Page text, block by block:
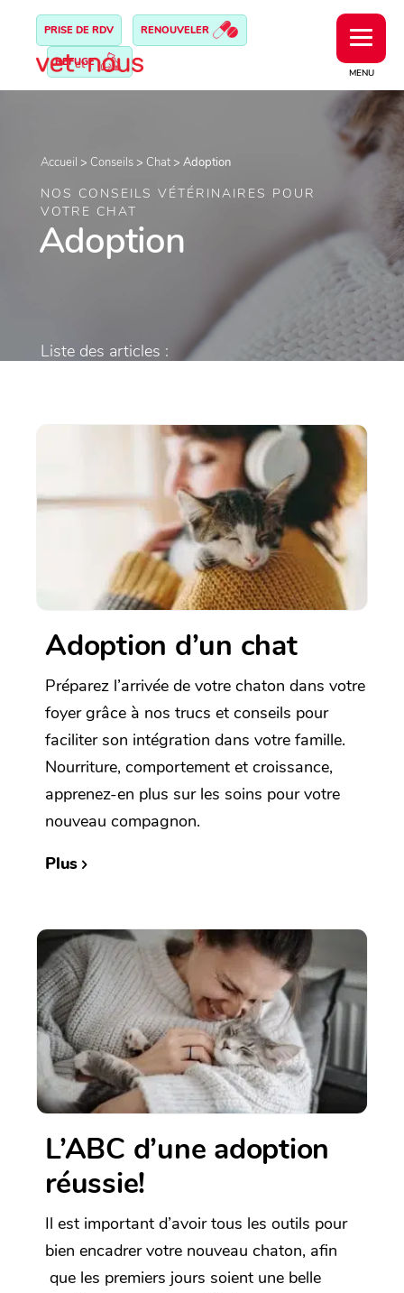
MENU
PRISE DE RDV RENOUVELER
REFUGE
Accueil > Conseils > Chat > Adoption
NOS CONSEILS VÉTÉRINAIRES POUR
VOTRE CHAT
Adoption
Liste des articles :
Adoption d’un chat
Préparez l’arrivée de votre chaton dans votre
foyer grâce à nos trucs et conseils pour
faciliter son intégration dans votre famille.
Nourriture, comportement et croissance,
apprenez-en plus sur les soins pour votre
nouveau compagnon.
Plus
L’ABC d’une adoption
réussie!
Il est important d’avoir tous les outils pour
bien encadrer votre nouveau chaton, afin
que les premiers jours soient une belle